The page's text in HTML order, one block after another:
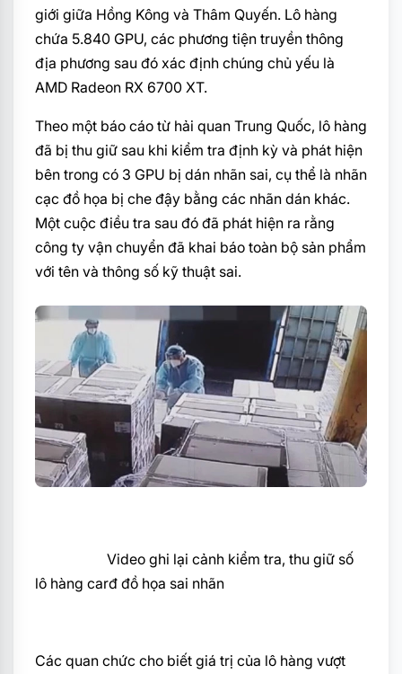
giới giữa Hồng Kông và Thâm Quyến. Lô hàng
chứa 5.840 GPU, các phương tiện truyền thông
địa phương sau đó xác định chúng chủ yếu là
AMD Radeon RX 6700 XT.
Theo một báo cáo từ hải quan Trung Quốc, lô hàng
đã bị thu giữ sau khi kiểm tra định kỳ và phát hiện
bên trong có 3 GPU bị dán nhãn sai, cụ thể là nhãn
cạc đồ họa bị che đậy bằng các nhãn dán khác.
Một cuộc điều tra sau đó đã phát hiện ra rằng
công ty vận chuyển đã khai báo toàn bộ sản phẩm
với tên và thông số kỹ thuật sai.
Video ghi lại cảnh kiểm tra, thu giữ số
lô hàng carđ đồ họa sai nhãn
Các quan chức cho biết giá trị của lô hàng vượt